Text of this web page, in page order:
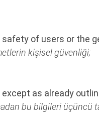
safety of users or the
kişisel güvenliği;
as already
bu bilgileri üçüncü